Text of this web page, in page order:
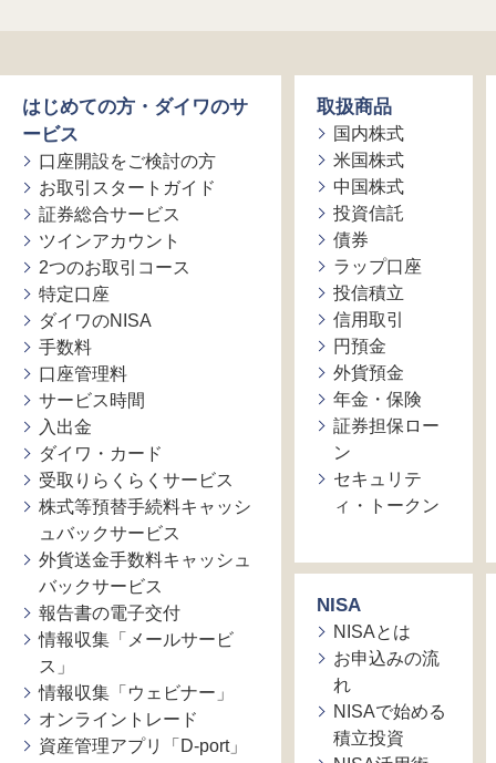
はじめての方・ダイワのサ
ービス
口座開設をご検討の方
お取引スタートガイド
証券総合サービス
ツインアカウント
2つのお取引コース
特定口座
ダイワのNISA
手数料
口座管理料
サービス時間
入出金
ダイワ・カード
受取りらくらくサービス
株式等預替手続料キャッシ
ュバックサービス
外貨送金手数料キャッシュ
バックサービス
報告書の電子交付
情報収集「メールサービ
ス」
情報収集「ウェビナー」
オンライントレード
資産管理アプリ「D-port」
取扱商品
国内株式
米国株式
中国株式
投資信託
債券
ラップ口座
投信積立
信用取引
円預金
外貨預金
年金・保険
証券担保ロー
ン
セキュリテ
ィ・トークン
NISA
NISAとは
お申込みの流
れ
NISAで始める
積立投資